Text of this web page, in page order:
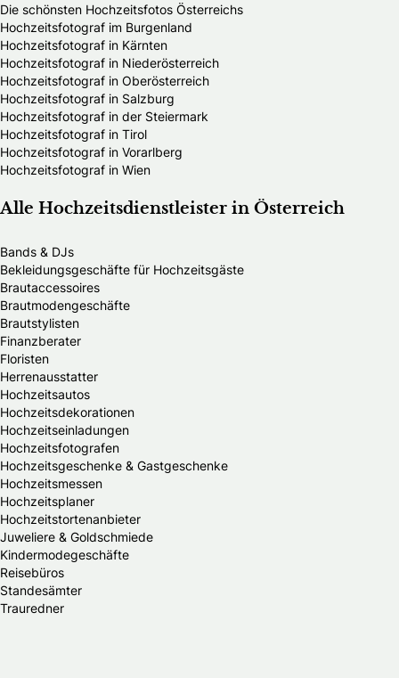
Die schönsten Hochzeitsfotos Österreichs
Hochzeitsfotograf im Burgenland
Hochzeitsfotograf in Kärnten
Hochzeitsfotograf in Niederösterreich
Hochzeitsfotograf in Oberösterreich
Hochzeitsfotograf in Salzburg
Hochzeitsfotograf in der Steiermark
Hochzeitsfotograf in Tirol
Hochzeitsfotograf in Vorarlberg
Hochzeitsfotograf in Wien
Alle Hochzeitsdienstleister in Österreich
Bands & DJs
Bekleidungsgeschäfte für Hochzeitsgäste
Brautaccessoires
Brautmodengeschäfte
Brautstylisten
Finanzberater
Floristen
Herrenausstatter
Hochzeitsautos
Hochzeitsdekorationen
Hochzeitseinladungen
Hochzeitsfotografen
Hochzeitsgeschenke & Gastgeschenke
Hochzeitsmessen
Hochzeitsplaner
Hochzeitstortenanbieter
Juweliere & Goldschmiede
Kindermodegeschäfte
Reisebüros
Standesämter
Trauredner